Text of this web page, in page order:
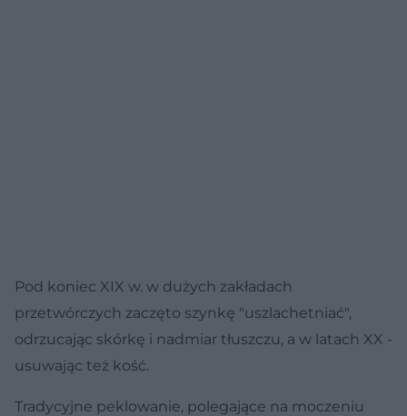
Pod koniec XIX w. w dużych zakładach
przetwórczych zaczęto szynkę "uszlachetniać",
odrzucając skórkę i nadmiar tłuszczu, a w latach XX -
usuwając też kość.
Tradycyjne peklowanie, polegające na moczeniu